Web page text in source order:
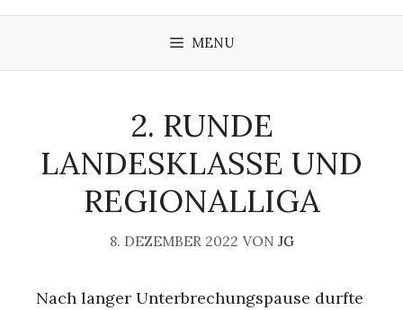
MENU
2. RUNDE
LANDESKLASSE UND
REGIONALLIGA
8. DEZEMBER 2022 VON JG
Nach langer Unterbrechungspause durfte